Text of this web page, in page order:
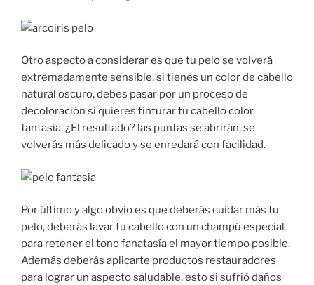
Otro aspecto a considerar es que tu pelo se volverá
extremadamente sensible, si tienes un color de cabello
natural oscuro, debes pasar por un proceso de
decoloración si quieres tinturar tu cabello color
fantasía. ¿El resultado? las puntas se abrirán, se
volverás más delicado y se enredará con facilidad.
Por último y algo obvio es que deberás cuidar más tu
pelo, deberás lavar tu cabello con un champú especial
para retener el tono fanatasía el mayor tiempo posible.
Además deberás aplicarte productos restauradores
para lograr un aspecto saludable, esto si sufrió daños